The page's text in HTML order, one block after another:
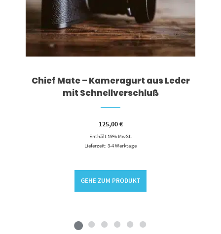
Chief Mate – Kameragurt aus Leder
mit Schnellverschluß
125,00€
Enthält 19% MwSt.
Lieferzeit: 3-4 Werktage
GEHE ZUM PRODUKT